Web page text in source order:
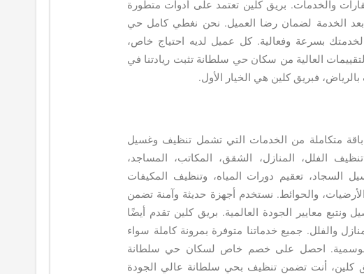
والخدمات. بريق كلين تعتمد على أدوات متطورة
بعد الخدمة لضمان رضا العميل. نحن نغطي كامل حي
بسرعة وفعالية. كل عميل لديه احتياج خاص،
العالية من سكان حي سلطانة تثبت ريادتنا في
فبريق كلين هي الخيار الأول.
متكاملة من الخدمات التي تشمل تنظيف وغسيل
الفلل، المنازل، الشقق، المكاتب، المساجد،
السجاد، تعقيم دورات المياه، وتنظيف المكيفات
والحوائط. نستخدم أجهزة حديثة وآمنة تضمن
معايير الجودة العالمية. بريق كلين تقدم أيضًا
والفلل. جميع خدماتنا متوفرة بمرونة كاملة سواء
احصل على خصم خاص لسكان حي سلطانة
كلين، أنت تضمن تنظيف بحي سلطانة عالي الجودة